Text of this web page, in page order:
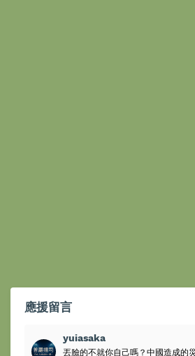
應援留言
yuiasaka
丟臉的不就你自己嗎？中國造成的